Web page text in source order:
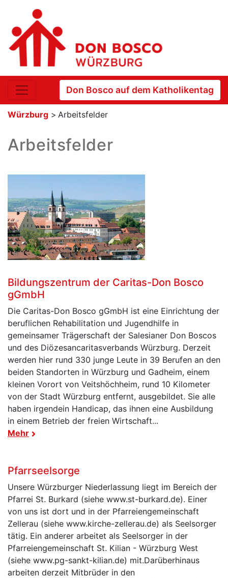
Don Bosco auf dem Katholikentag
Würzburg > Arbeitsfelder
Arbeitsfelder
Bildungszentrum der Caritas-Don Bosco
gGmbH
Die Caritas-Don Bosco gGmbH ist eine Einrichtung der
beruflichen Rehabilitation und Jugendhilfe in
gemeinsamer Trägerschaft der Salesianer Don Boscos
und des Diözesancaritasverbands Würzburg. Derzeit
werden hier rund 330 junge Leute in 39 Berufen an den
beiden Standorten in Würzburg und Gadheim, einem
kleinen Vorort von Veitshöchheim, rund 10 Kilometer
von der Stadt Würzburg entfernt, ausgebildet. Sie alle
haben irgendein Handicap, das ihnen eine Ausbildung
in einem Betrieb der freien Wirtschaft...
Mehr
Pfarrseelsorge
Unsere Würzburger Niederlassung liegt im Bereich der
Pfarrei St. Burkard (siehe www.st-burkard.de). Einer
von uns ist dort und in der Pfarreiengemeinschaft
Zellerau (siehe www.kirche-zellerau.de) als Seelsorger
tätig. Ein anderer arbeitet als Seelsorger in der
Pfarreiengemeinschaft St. Kilian - Würzburg West
(siehe www.pg-sankt-kilian.de) mit.Darüberhinaus
arbeiten derzeit Mitbrüder in den